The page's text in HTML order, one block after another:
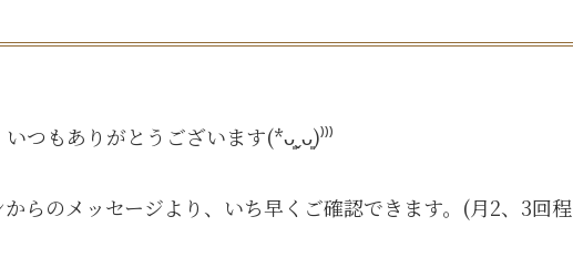
つもありがとうございます(*ᴗ͈ˬᴗ͈)⁾⁾⁾
らのメッセージより、いち早くご確認できます。(月2、3回程